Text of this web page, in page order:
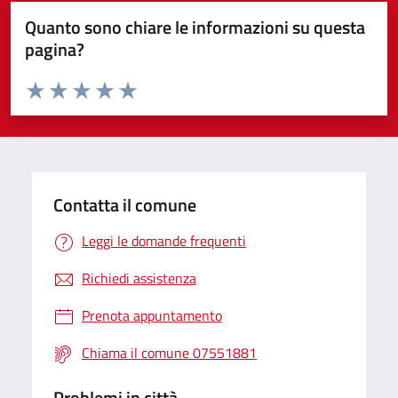
Quanto sono chiare le informazioni su questa
pagina?
Valuta da 1 a 5 stelle la pagina
Valuta 5 stelle su 5
Valuta 4 stelle su 5
Valuta 3 stelle su 5
Valuta 2 stelle su 5
Valuta 1 stelle su 5
Contatta il comune
Leggi le domande frequenti
Richiedi assistenza
Prenota appuntamento
Chiama il comune 07551881